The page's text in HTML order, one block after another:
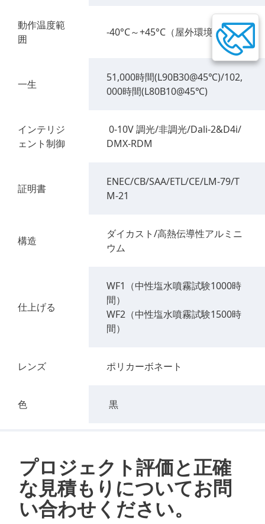
動作温度範
囲
-40°C～+45°C（屋外環境）
一生
51,000時間(L90B30@45℃)/102,
000時間(L80B10@45℃)
インテリジ
ェント制御
0-10V 調光/非調光/Dali-2&D4i/
DMX-RDM
証明書
ENEC/CB/SAA/ETL/CE/LM-79/T
M-21
構造
ダイカスト/高熱伝導性アルミニ
ウム
仕上げる
WF1（中性塩水噴霧試験1000時
間）
WF2（中性塩水噴霧試験1500時
間）
レンズ ポリカーボネート
色 黒
プロジェクト評価と正確
な見積もりについてお問
い合わせください。